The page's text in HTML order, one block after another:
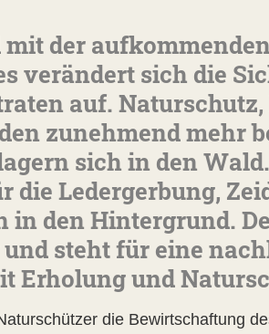
mit der
verändert sich die
auf.
zunehmend mehr
sich in den
die Ledergerbung,
in den Hintergrund.
steht für eine
Erholung und
die Bewirtschaftung